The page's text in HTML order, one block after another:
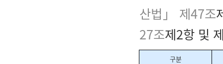
산법」 제47조
27조제2항 및
구분